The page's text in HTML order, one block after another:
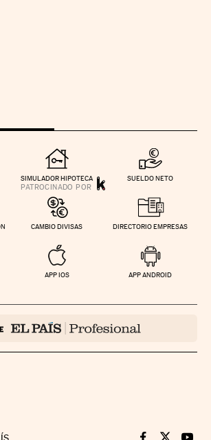
SIMULADOR HIPOTECA SUELDO NETO
CAMBIO DIVISAS DIRECTORIO EMPRESAS
APP IOS APP ANDROID